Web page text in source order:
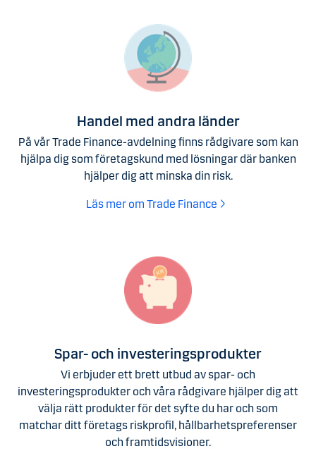
Handel med andra länder
På vår Trade Finance-avdelning finns rådgivare som kan
hjälpa dig som företagskund med lösningar där banken
hjälper dig att minska din risk.
Läs mer om Trade Finance
Spar- och investeringsprodukter
Vi erbjuder ett brett utbud av spar- och
investeringsprodukter och våra rådgivare hjälper dig att
välja rätt produkter för det syfte du har och som
matchar ditt företags riskprofil, hållbarhetspreferenser
och framtidsvisioner.